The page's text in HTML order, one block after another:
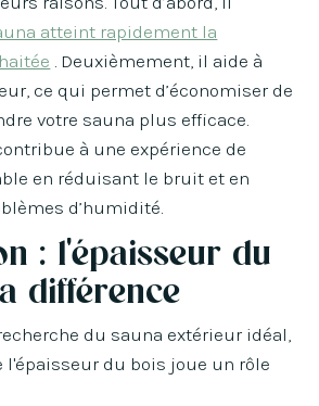
atteint rapidement la
. Deuxièmement, il aide à
ce qui permet d’économiser de
votre sauna plus efficace.
à une expérience de
en réduisant le bruit et en
d’humidité.
: l'épaisseur du
différence
du sauna extérieur idéal,
l'épaisseur du bois joue un rôle